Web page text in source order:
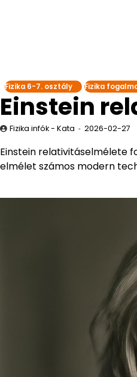
Fizika 6-7. osztály Fizika
Einstein
Fizika infók - Kata 2026-02-27
Einstein relativitáselmélete
elmélet számos modern